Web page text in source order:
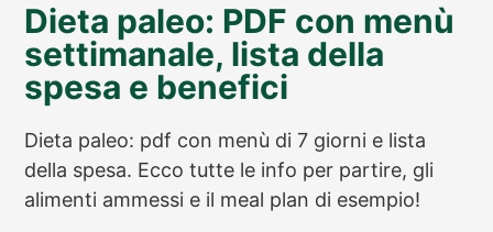
Dieta paleo: PDF con menù
settimanale, lista della
spesa e benefici
Dieta paleo: pdf con menù di 7 giorni e lista
della spesa. Ecco tutte le info per partire, gli
alimenti ammessi e il meal plan di esempio!